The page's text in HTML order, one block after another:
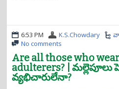
6:53 PM K.S.Chowdary
No comments
Are all those who
adulterers? | మల్లెపూలు
వ్యభిచారులేనా?